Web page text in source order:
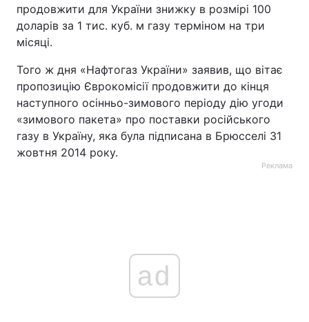
продовжити для України знижку в розмірі 100
доларів за 1 тис. куб. м газу терміном на три
місяці.
Того ж дня «Нафтогаз України» заявив, що вітає
пропозицію Єврокомісії продовжити до кінця
наступного осінньо-зимового періоду дію угоди
«зимового пакета» про поставки російського
газу в Україну, яка була підписана в Брюсселі 31
жовтня 2014 року.
Реклама
ad